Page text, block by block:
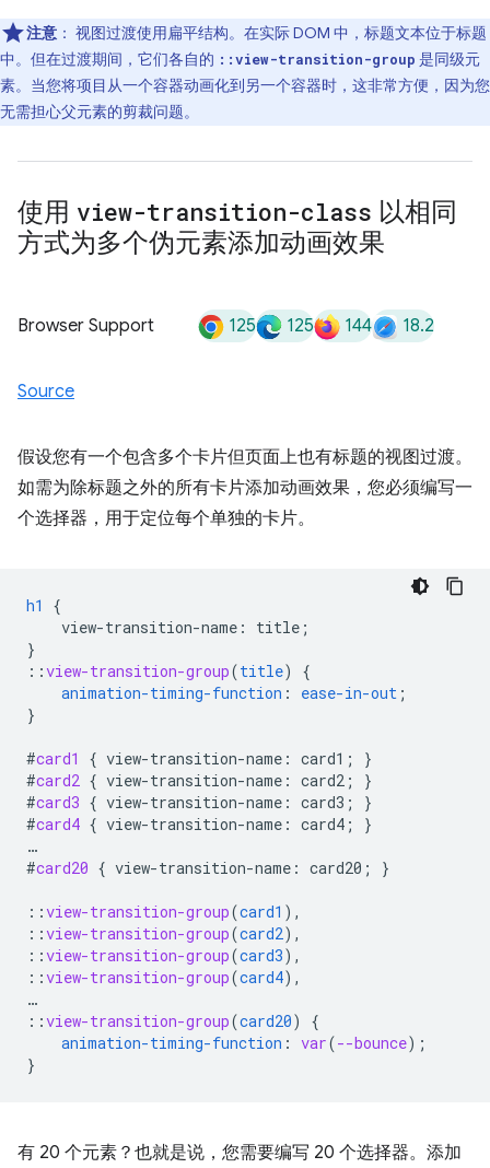
注意 ： 视图过渡使用扁平结构。在实际 DOM 中，标题文本位于标题
中。但在过渡期间，它们各自的 ::view-transition-group 是同级元
素。当您将项目从一个容器动画化到另一个容器时，这非常方便，因为您
无需担心父元素的剪裁问题。
使用 view-transition-class 以相同
方式为多个伪元素添加动画效果
Browser Support 125 125 144 18.2
Source
假设您有一个包含多个卡片但页面上也有标题的视图过渡。
如需为除标题之外的所有卡片添加动画效果，您必须编写一
个选择器，用于定位每个单独的卡片。
h1
{
view-transition-name : title ;
}
::view-transition-group(title)
{
animation-timing-function : ease-in-out ;
}
#card1 { view-transition-name : card1 ;
}
#card2 { view-transition-name : card2 ;
}
#card3 { view-transition-name : card3 ;
}
#card4 { view-transition-name : card4 ;
}
…
#card20 { view-transition-name : card20 ; }
::view-transition-group(card1 ),
::view-transition-group(card2),
::view-transition-group(card3),
::view-transition-group(card4),
…
::view-transition-group(card20)
{
animation-timing-function : var(--bounce);
}
有 20 个元素？也就是说，您需要编写 20 个选择器。添加